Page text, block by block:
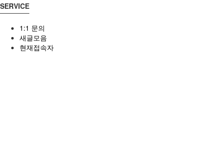
SERVICE
1:1 문의
새글모음
현재접속자